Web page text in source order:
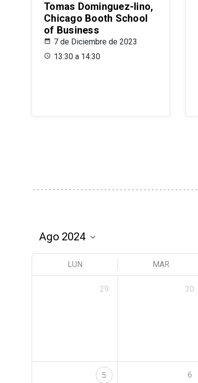
Tomas Dominguez-Iino,
Chicago Booth School
of Business
7 de Diciembre de 2023
13:30 a 14:30
LUN MAR
29 30
5 6